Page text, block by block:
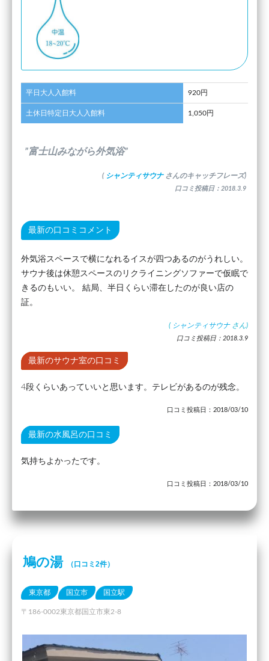
平日大人入館料 920円
土休日特定日大人入館料 1,050円
”富士山みながら外気浴”
( シャンティサウナ さんのキャッチフレーズ)
口コミ投稿日：2018.3.9
最新の口コミコメント
外気浴スペースで横になれるイスが四つあるのがうれしい。
サウナ後は休憩スペースのリクライニングソファーで仮眠で
きるのもいい。 結局、半日くらい滞在したのが良い店の
証。
( シャンティサウナ さん)
口コミ投稿日：2018.3.9
最新のサウナ室の口コミ
4段くらいあっていいと思います。テレビがあるのが残念。
口コミ投稿日：2018/03/10
最新の水風呂の口コミ
気持ちよかったです。
口コミ投稿日：2018/03/10
鳩の湯 （口コミ2件）
東京都 国立市 国立駅
〒186-0002東京都国立市東2-8